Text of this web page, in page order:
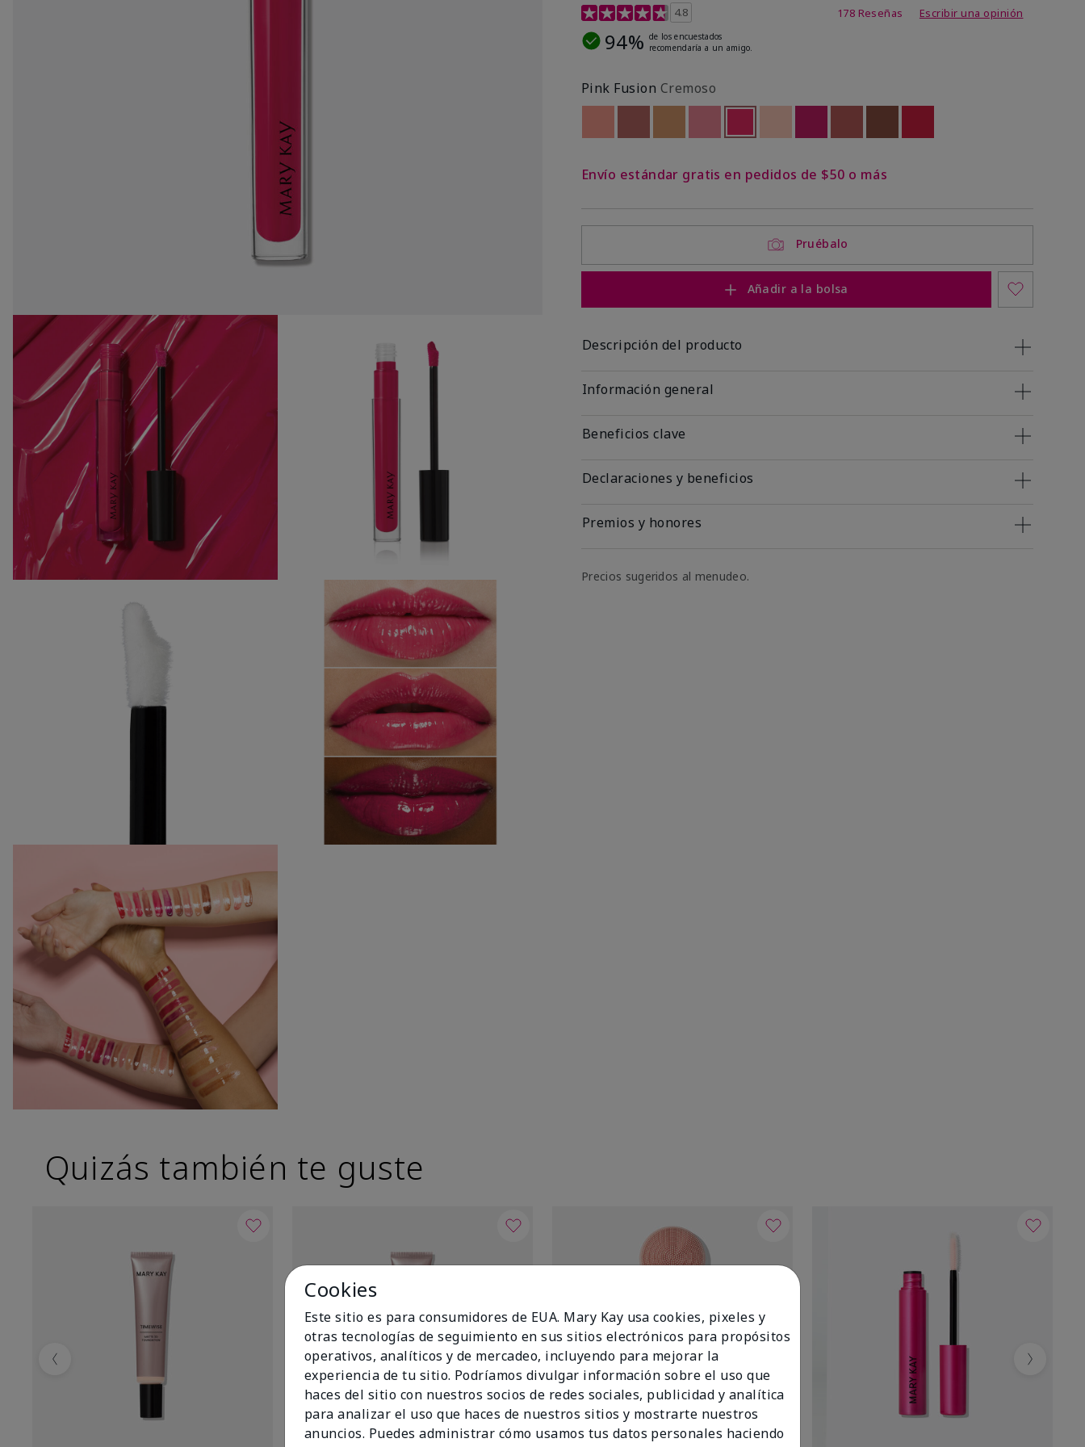
Calificación de clientes de 4,8 de 5
4.8 178 Reseñas Escribir una opinión
94% de los encuestados
recomendaría a un amigo.
Pink Fusion Cremoso
Envío estándar gratis en pedidos de $50 o más
Pruébalo
Añadir a la bolsa
Descripción del producto
Información general
Beneficios clave
Declaraciones y beneficios
Premios y honores
Precios sugeridos al menudeo.
Quizás también te guste
Previous Next
Cookies
Este sitio es para consumidores de EUA. Mary Kay usa cookies, pixeles y
otras tecnologías de seguimiento en sus sitios electrónicos para propósitos
operativos, analíticos y de mercadeo, incluyendo para mejorar la
experiencia de tu sitio. Podríamos divulgar información sobre el uso que
haces del sitio con nuestros socios de redes sociales, publicidad y analítica
para analizar el uso que haces de nuestros sitios y mostrarte nuestros
anuncios. Puedes administrar cómo usamos tus datos personales haciendo